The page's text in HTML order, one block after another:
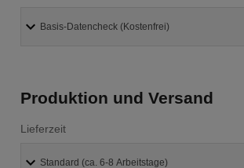
Produktion und Versand
Lieferzeit